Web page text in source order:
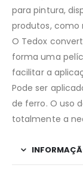
para pintura,
produtos, como
O Tedox
forma uma
facilitar a
Pode ser
de ferro. O uso
totalmente a